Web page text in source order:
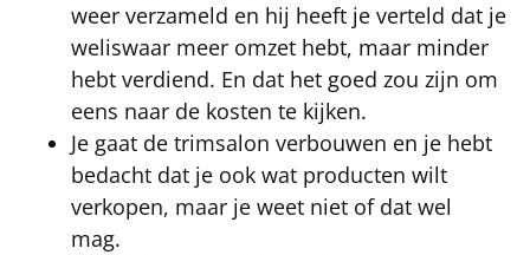
weer verzameld en hij heeft je verteld dat je
weliswaar meer omzet hebt, maar minder
hebt verdiend. En dat het goed zou zijn om
eens naar de kosten te kijken.
Je gaat de trimsalon verbouwen en je hebt
bedacht dat je ook wat producten wilt
verkopen, maar je weet niet of dat wel
mag.